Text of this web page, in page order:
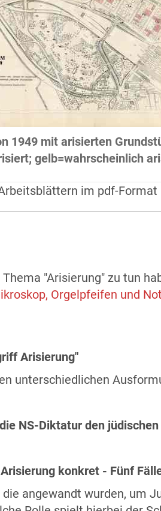
1949 mit arisierten
gelb=wahrscheinlich
im pdf-Format
"Arisierung" zu tun
Orgelpfeifen und
Arisierung"
unterschiedlichen
NS-Diktatur den
konkret - Fünf
angewandt wurden, um